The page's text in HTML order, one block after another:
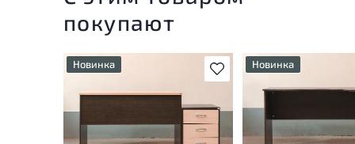
покупают
В избранное
Новинка
незначительные следы
эксплуатации, не влияющие
Новинка
У товара
незначительные
эксплуатации, не
на удобство его
использования